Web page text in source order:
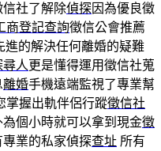
社了解除偵探因為優良徵
商登記查詢徵信公會推薦
進的解決任何離婚的疑難
人 更是懂得運用徵信社蒐
離婚手機遠端監視了專業幫
掌握出軌伴侶行蹤徵信社
個小時就可以拿到現金徵
業的私家偵探查址 所有